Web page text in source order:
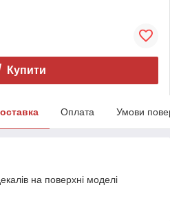
Купити
Оплата Умови
на поверхні моделі